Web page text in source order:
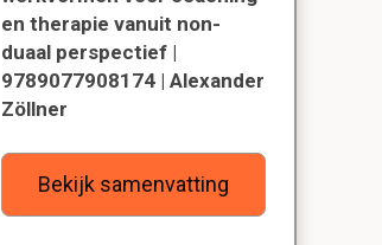
en therapie vanuit non-
duaal perspectief |
9789077908174 | Alexander
Zöllner
Bekijk samenvatting